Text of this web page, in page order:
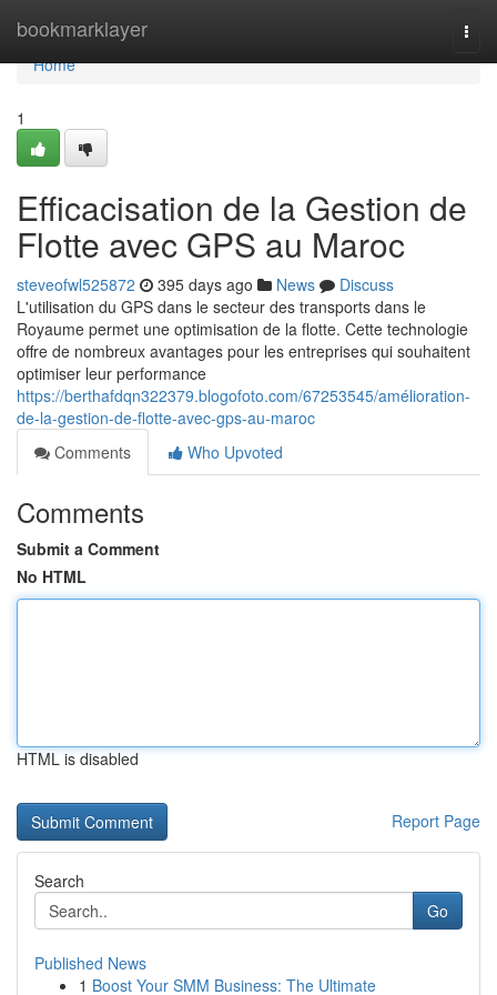
bookmarklayer
Home
Home
1
Efficacisation de la Gestion de
Flotte avec GPS au Maroc
steveofwl525872 395 days ago News
Discuss
L'utilisation du GPS dans le secteur des transports dans le
Royaume permet une optimisation de la flotte. Cette technologie
offre de nombreux avantages pour les entreprises qui souhaitent
optimiser leur performance
https://berthafdqn322379.blogofoto.com/67253545/amélioration-
de-la-gestion-de-flotte-avec-gps-au-maroc
Comments
Who Upvoted
Comments
Submit a Comment
No HTML
HTML is disabled
Report Page
Search
Go
Published News
1 Boost Your SMM Business: The Ultimate